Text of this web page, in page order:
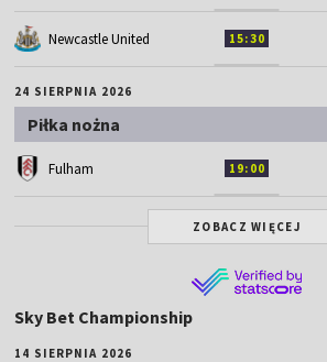
Newcastle United 15:30
24 SIERPNIA 2026
Piłka nożna
Fulham 19:00
ZOBACZ WIĘCEJ
Sky Bet Championship
14 SIERPNIA 2026